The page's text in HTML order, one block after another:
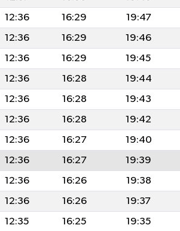
12:36 16:29 19:47
12:36 16:29 19:46
12:36 16:29 19:45
12:36 16:28 19:44
12:36 16:28 19:43
12:36 16:28 19:42
12:36 16:27 19:40
12:36 16:27 19:39
12:36 16:26 19:38
12:36 16:26 19:37
12:35 16:25 19:35